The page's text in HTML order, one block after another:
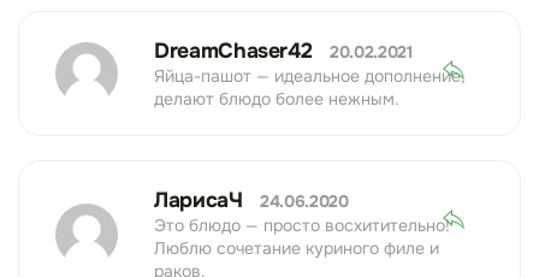
DreamChaser42
20.02.2021
Яйца-пашот — идеальное дополнение,
делают блюдо более нежным.
ЛарисаЧ
24.06.2020
Это блюдо — просто восхитительно!
Люблю сочетание куриного филе и
раков.